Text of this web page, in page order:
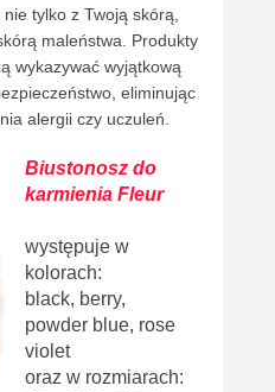
tylko z Twoją skórą,
maleństwa. Produkty
wykazywać wyjątkową
eliminując
alergii czy uczuleń.
Biustonosz do
karmienia Fleur
występuje w
kolorach:
black, berry,
powder blue, rose
violet
oraz w rozmiarach: